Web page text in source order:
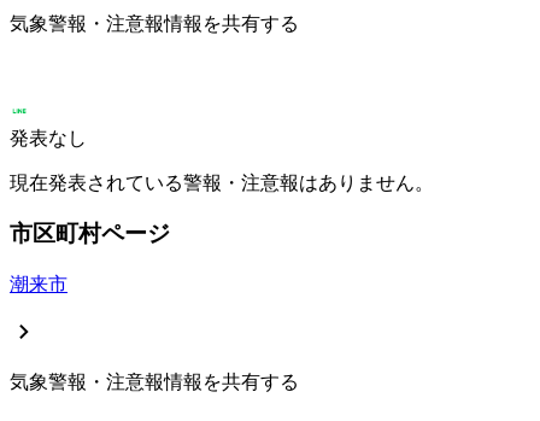
気象警報・注意報情報を共有する
発表なし
現在発表されている警報・注意報はありません。
市区町村ページ
潮来市
気象警報・注意報情報を共有する